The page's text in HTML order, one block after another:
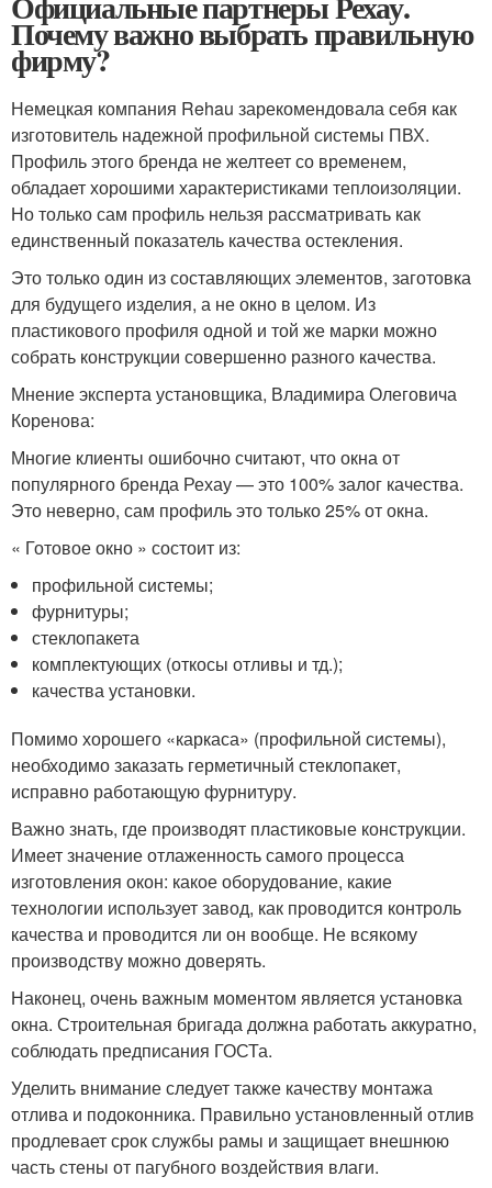
Почему важно выбрать правильную
фирму?
Немецкая компания Rehau зарекомендовала себя как
изготовитель надежной профильной системы ПВХ.
Профиль этого бренда не желтеет со временем,
обладает хорошими характеристиками теплоизоляции.
Но только сам профиль нельзя рассматривать как
единственный показатель качества остекления.
Это только один из составляющих элементов, заготовка
для будущего изделия, а не окно в целом. Из
пластикового профиля одной и той же марки можно
собрать конструкции совершенно разного качества.
Мнение эксперта установщика, Владимира Олеговича
Коренова:
Многие клиенты ошибочно считают, что окна от
популярного бренда Рехау — это 100% залог качества.
Это неверно, сам профиль это только 25% от окна.
« Готовое окно » состоит из:
профильной системы;
фурнитуры;
стеклопакета
комплектующих (откосы отливы и тд.);
качества установки.
Помимо хорошего «каркаса» (профильной системы),
необходимо заказать герметичный стеклопакет,
исправно работающую фурнитуру.
Важно знать, где производят пластиковые конструкции.
Имеет значение отлаженность самого процесса
изготовления окон: какое оборудование, какие
технологии использует завод, как проводится контроль
качества и проводится ли он вообще. Не всякому
производству можно доверять.
Наконец, очень важным моментом является установка
окна. Строительная бригада должна работать аккуратно,
соблюдать предписания ГОСТа.
Уделить внимание следует также качеству монтажа
отлива и подоконника. Правильно установленный отлив
продлевает срок службы рамы и защищает внешнюю
часть стены от пагубного воздействия влаги.